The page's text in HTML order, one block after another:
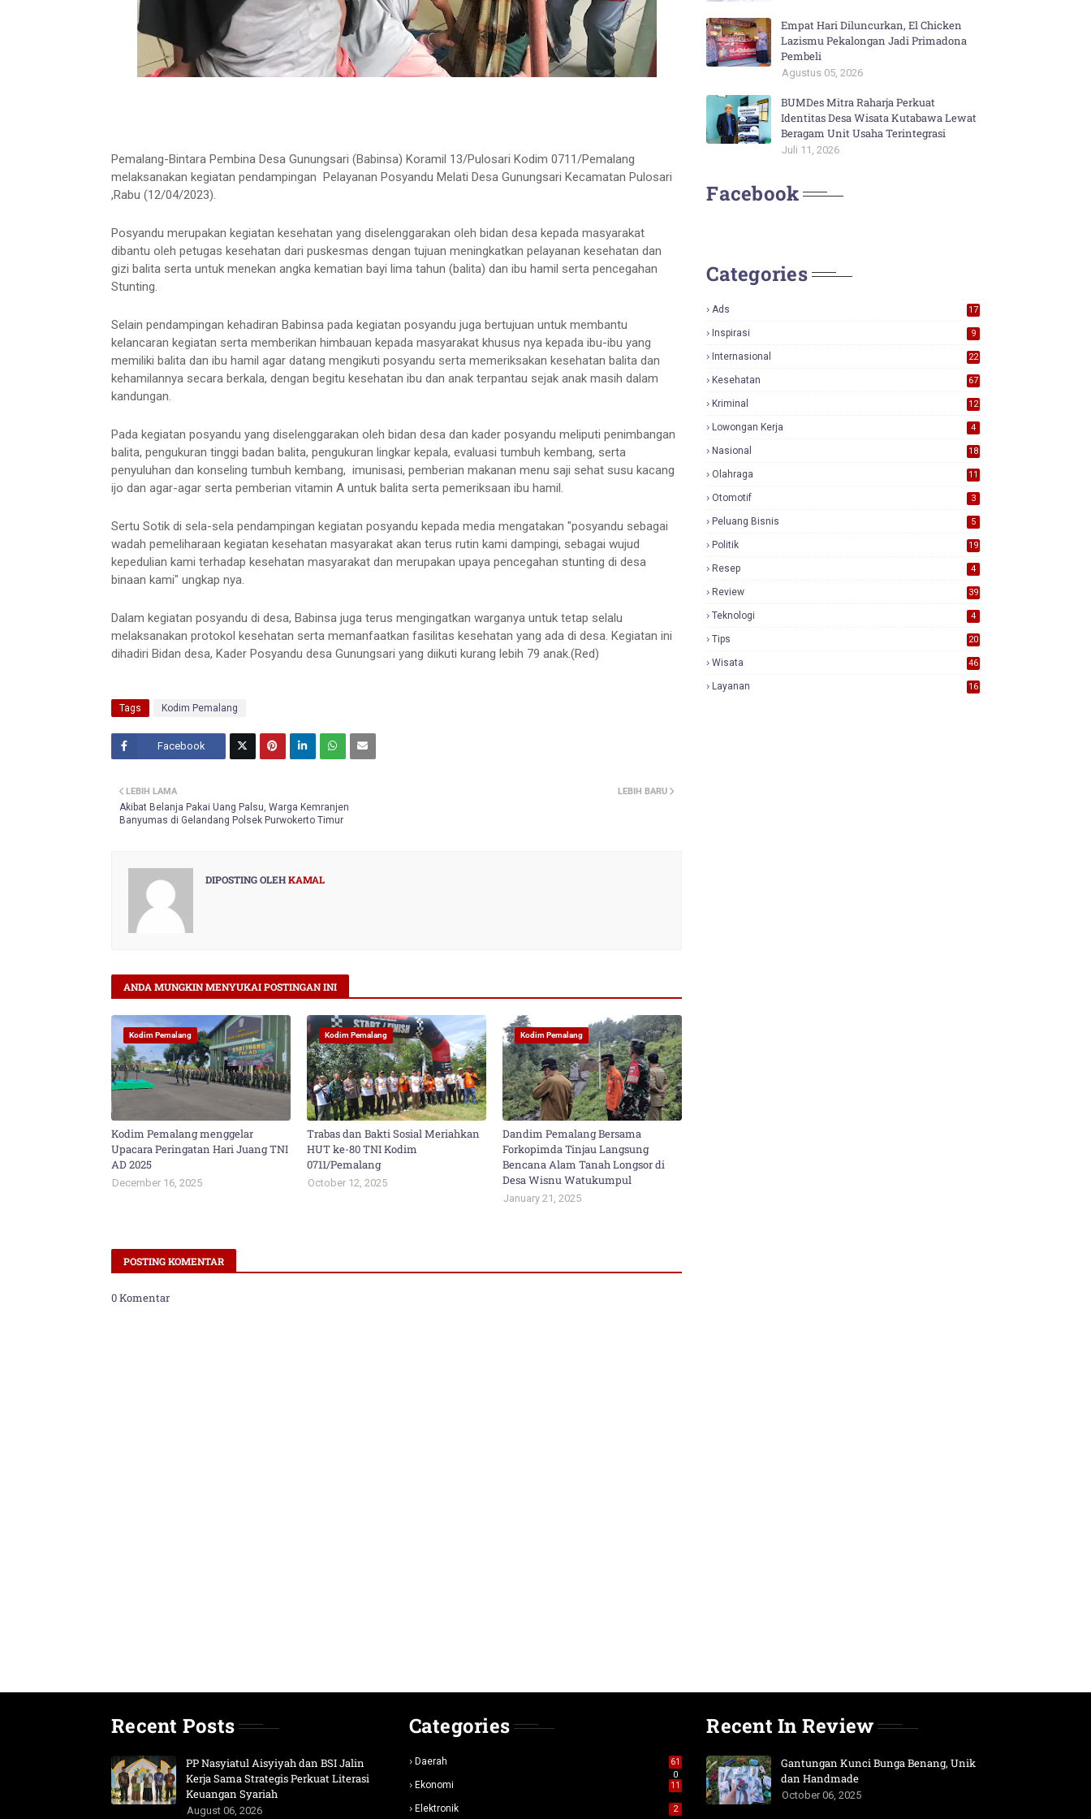
Pemalang-Bintara Pembina Desa Gunungsari (Babinsa) Koramil 13/Pulosari Kodim 0711/Pemalang
melaksanakan kegiatan pendampingan Pelayanan Posyandu Melati Desa Gunungsari Kecamatan Pulosari
,Rabu (12/04/2023).
Posyandu merupakan kegiatan kesehatan yang diselenggarakan oleh bidan desa kepada masyarakat
dibantu oleh petugas kesehatan dari puskesmas dengan tujuan meningkatkan pelayanan kesehatan dan
gizi balita serta untuk menekan angka kematian bayi lima tahun (balita) dan ibu hamil serta pencegahan
Stunting.
Selain pendampingan kehadiran Babinsa pada kegiatan posyandu juga bertujuan untuk membantu
kelancaran kegiatan serta memberikan himbauan kepada masyarakat khusus nya kepada ibu-ibu yang
memiliki balita dan ibu hamil agar datang mengikuti posyandu serta memeriksakan kesehatan balita dan
kehamilannya secara berkala, dengan begitu kesehatan ibu dan anak terpantau sejak anak masih dalam
kandungan.
Pada kegiatan posyandu yang diselenggarakan oleh bidan desa dan kader posyandu meliputi penimbangan
balita, pengukuran tinggi badan balita, pengukuran lingkar kepala, evaluasi tumbuh kembang, serta
penyuluhan dan konseling tumbuh kembang, imunisasi, pemberian makanan menu saji sehat susu kacang
ijo dan agar-agar serta pemberian vitamin A untuk balita serta pemeriksaan ibu hamil.
Sertu Sotik di sela-sela pendampingan kegiatan posyandu kepada media mengatakan "posyandu sebagai
wadah pemeliharaan kegiatan kesehatan masyarakat akan terus rutin kami dampingi, sebagai wujud
kepedulian kami terhadap kesehatan masyarakat dan merupakan upaya pencegahan stunting di desa
binaan kami" ungkap nya.
Dalam kegiatan posyandu di desa, Babinsa juga terus mengingatkan warganya untuk tetap selalu
melaksanakan protokol kesehatan serta memanfaatkan fasilitas kesehatan yang ada di desa. Kegiatan ini
dihadiri Bidan desa, Kader Posyandu desa Gunungsari yang diikuti kurang lebih 79 anak.(Red)
Tags Kodim Pemalang
Facebook
LEBIH BARU
LEBIH LAMA
Akibat Belanja Pakai Uang Palsu, Warga Kemranjen
Banyumas di Gelandang Polsek Purwokerto Timur
DIPOSTING OLEHKAMAL
ANDA MUNGKIN MENYUKAI POSTINGAN INI
Kodim Pemalang
Kodim Pemalang menggelar
Upacara Peringatan Hari Juang TNI
AD 2025
December 16, 2025
Kodim Pemalang
Trabas dan Bakti Sosial Meriahkan
HUT ke-80 TNI Kodim
0711/Pemalang
October 12, 2025
Kodim Pemalang
Dandim Pemalang Bersama
Forkopimda Tinjau Langsung
Bencana Alam Tanah Longsor di
Desa Wisnu Watukumpul
January 21, 2025
POSTING KOMENTAR
0 Komentar
Empat Hari Diluncurkan, El Chicken
Lazismu Pekalongan Jadi Primadona
Pembeli
Agustus 05, 2026
BUMDes Mitra Raharja Perkuat
Identitas Desa Wisata Kutabawa Lewat
Beragam Unit Usaha Terintegrasi
Juli 11, 2026
Facebook
Categories
Ads
17
Inspirasi 9
Internasional 22
Kesehatan 67
Kriminal 12
Lowongan Kerja 4
Nasional
18
Olahraga 11
Otomotif 3
Peluang Bisnis 5
Politik 19
Resep 4
Review
39
Teknologi 4
Tips 20
Wisata 46
Layanan 16
Recent Posts
PP Nasyiatul Aisyiyah dan BSI Jalin
Kerja Sama Strategis Perkuat Literasi
Keuangan Syariah
August 06, 2026
Categories
Daerah
61
0
Ekonomi 11
Elektronik 2
Recent In Review
Gantungan Kunci Bunga Benang, Unik
dan Handmade
October 06, 2025